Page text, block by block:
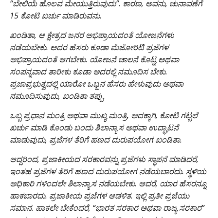
“ಬೇಲಿಯೆ ಹೊಲವ ಮೇಯುತ್ತಿರುವುದು”. ಕಾರಣ, ಅವನು, ಚುನಾವಣೆಗೆ
15 ಕೋಟಿ ಖರ್ಚು ಮಾಡಿರುವನು.
ಖಂಡಿತಾ, ಆ ಕ್ಷೇತ್ರದ ಜನರ ಅಭಿಪ್ರಾಯದಂತೆ ಯೋಜನೆಗಳು
ನಡೆಯಬೇಕು. ಅದರ ಹೆಸರು ಕೂಡಾ ಮೆಜೋರಿಟಿ ಪ್ರಜೆಗಳ
ಅಭಿಪ್ರಾಯದಂತೆ ಆಗಬೇಕು. ಯೋಜನೆ ಚಾಲನೆ ಕೊಟ್ಟ ಅಥವಾ
ಸಂಪನ್ನವಾದ ತಾರೀಕು ಕೂಡಾ ಅದರಲ್ಲಿ ನಮೂದಿಸ ಬೇಕು.
ಪ್ರಜಾಪ್ರಭುತ್ವದಲ್ಲಿ ಯಾರೋ ಒಬ್ಬನ ಹೆಸರು ಹೇಳುವುದು ಅಥವಾ
ನಮೂದಿಸುವುದು, ಖಂಡಿತಾ ತಪ್ಪು.
ಒಬ್ಬ ಪ್ರಧಾನ ಮಂತ್ರಿ ಅಥವಾ ಮುಖ್ಯ ಮಂತ್ರಿ, ಅದಕ್ಕಾಗಿ, ಕೋಟಿ ಗಟ್ಟಲೆ
ಖರ್ಚು ಮಾಡಿ ಕೊಂಡು ಬಂದು ಶಿಲಾನ್ಯಾಸ ಅಥವಾ ಉದ್ಘಾಟನೆ
ಮಾಡುವುದು, ಪ್ರಜೆಗಳ ತೆರಿಗೆ ಹಣದ ದುರುಪಯೋಗ ಖಂಡಿತಾ.
ಆದ್ದರಿಂದ, ಪ್ರಜಾಕೀಯದ ಸರಕಾರವನ್ನು ಪ್ರಜೆಗಳು ಸ್ಥಾಪನೆ ಮಾಡಿದರೆ,
ಇಂತಹ ಪ್ರಜೆಗಳ ತೆರಿಗೆ ಹಣದ ದುರುಪಯೋಗ ನಡೆಯಬಾರದು. ಸ್ಥಳಿಯ
ಅಧಿಕಾರಿ ಗಳಿಂದಲೇ ಶಿಲಾನ್ಯಾಸ ನಡೆಯಬೇಕು. ಆದರೆ, ಯಾರ ಹೆಸರನ್ನೂ
ಹಾಕಬಾರದು. ಪ್ರಜಾಕೀಯ ಪ್ರಜೆಗಳ ಆಡಳಿತ. ಇಲ್ಲಿ ಪ್ರತೀ ಪ್ರಜೆಯು
ಸಮಾನ. ಹಾಕಲೇ ಬೇಕೆಂದರೆ, “ಭಾರತ ಸರಕಾರ ಅಥವಾ ರಾಜ್ಯ ಸರಕಾರ”